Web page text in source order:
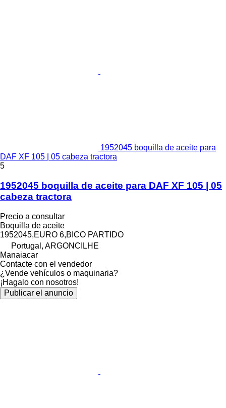
1952045 boquilla de aceite para
DAF XF 105 | 05 cabeza tractora
5
1952045 boquilla de aceite para DAF XF 105 | 05
cabeza tractora
Precio a consultar
Boquilla de aceite
1952045,EURO 6,BICO PARTIDO
Portugal, ARGONCILHE
Manaiacar
Contacte con el vendedor
¿Vende vehículos o maquinaria?
¡Hagalo con nosotros!
Publicar el anuncio